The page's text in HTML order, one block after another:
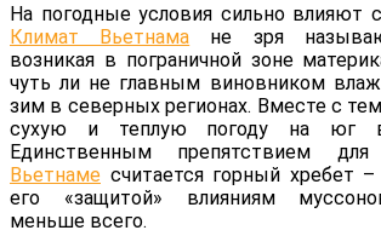
На погодные условия сильно влияют
Климат Вьетнама не зря
возникая в пограничной зоне
чуть ли не главным виновником
зим в северных регионах. Вместе с
сухую и теплую погоду на юг в
Единственным препятствием
Вьетнаме считается горный хребет
его «защитой» влияниям
меньше всего.